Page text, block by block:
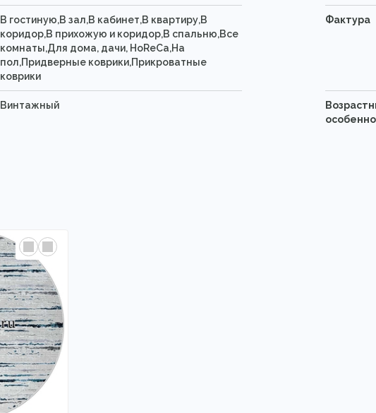
В гостиную,В зал,В кабинет,В квартиру,В
коридор,В прихожую и коридор,В спальню,Все
комнаты,Для дома, дачи, HoReCa,На
пол,Придверные коврики,Прикроватные
коврики
Фактура
Винтажный